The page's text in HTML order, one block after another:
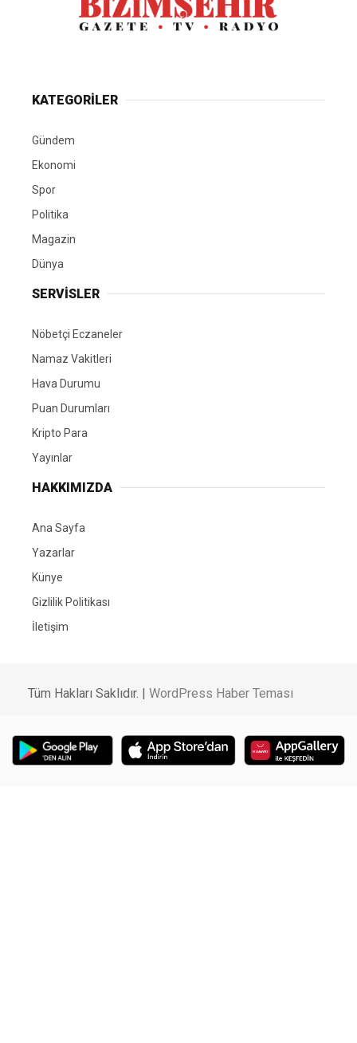
KATEGORİLER
Gündem
Ekonomi
Spor
Politika
Magazin
Dünya
SERVİSLER
Nöbetçi Eczaneler
Namaz Vakitleri
Hava Durumu
Puan Durumları
Kripto Para
Yayınlar
HAKKIMIZDA
Ana Sayfa
Yazarlar
Künye
Gizlilik Politikası
İletişim
Tüm Hakları Saklıdır. | WordPress Haber Teması